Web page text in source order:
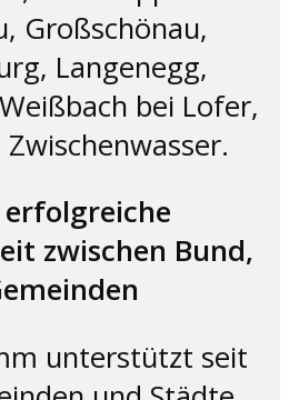
Großschönau,
Langenegg,
bei Lofer,
zwischen Bund,
unterstützt seit